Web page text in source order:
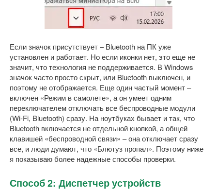
Если значок присутствует – Bluetooth на ПК уже
установлен и работает. Но если иконки нет, это еще не
значит, что технология не поддерживается. В Windows
значок часто просто скрыт, или Bluetooth выключен, и
поэтому не отображается. Еще один частый момент –
включен «Режим в самолете», а он умеет одним
переключателем отключать все беспроводные модули
(Wi-Fi, Bluetooth) сразу. На ноутбуках бывает и так, что
Bluetooth включается не отдельной кнопкой, а общей
клавишей «беспроводной связи» – она отключает сразу
все, и люди думают, что «Блютуз пропал». Поэтому ниже
я показываю более надежные способы проверки.
Способ 2: Диспетчер устройств